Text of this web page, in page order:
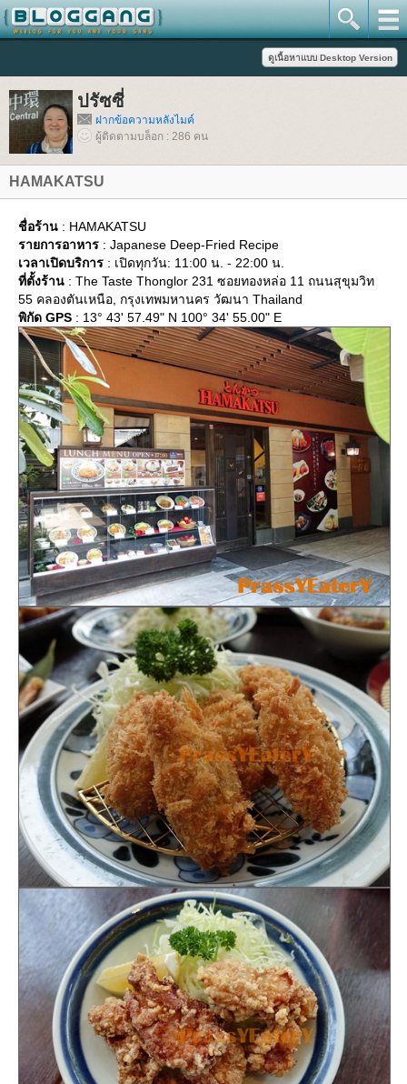
ปรัซซี่
ฝากข้อความหลังไมค์
ผู้ติดตามบล็อก : 286 คน
HAMAKATSU
ชื่อร้าน : HAMAKATSU
รายการอาหาร : Japanese Deep-Fried Recipe
เวลาเปิดบริการ : เปิดทุกวัน: 11:00 น. - 22:00 น.
ที่ตั้งร้าน : The Taste Thonglor 231 ซอยทองหล่อ 11 ถนนสุขุมวิท
55 คลองตันเหนือ, กรุงเทพมหานคร วัฒนา Thailand
พิกัด GPS : 13° 43' 57.49" N 100° 34' 55.00" E